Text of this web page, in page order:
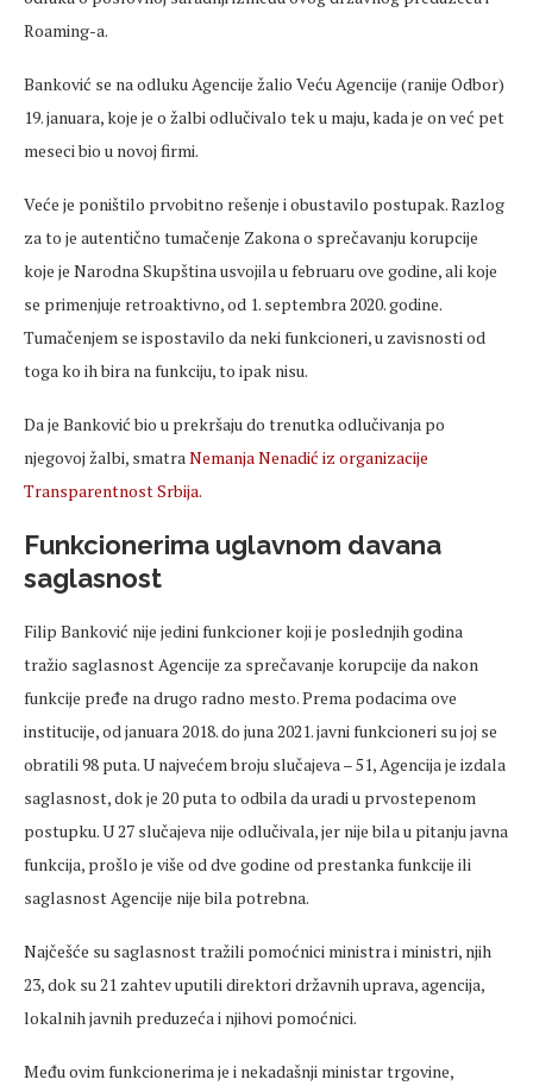
Roaming-a.
Banković se na odluku Agencije žalio Veću Agencije (ranije Odbor)
19. januara, koje je o žalbi odlučivalo tek u maju, kada je on već pet
meseci bio u novoj firmi.
Veće je poništilo prvobitno rešenje i obustavilo postupak. Razlog
za to je autentično tumačenje Zakona o sprečavanju korupcije
koje je Narodna Skupština usvojila u februaru ove godine, ali koje
se primenjuje retroaktivno, od 1. septembra 2020. godine.
Tumačenjem se ispostavilo da neki funkcioneri, u zavisnosti od
toga ko ih bira na funkciju, to ipak nisu.
Da je Banković bio u prekršaju do trenutka odlučivanja po
njegovoj žalbi, smatraNemanja Nenadić iz organizacije
Transparentnost Srbija.
Funkcionerima uglavnom davana
saglasnost
Filip Banković nije jedini funkcioner koji je poslednjih godina
tražio saglasnost Agencije za sprečavanje korupcije da nakon
funkcije pređe na drugo radno mesto. Prema podacima ove
institucije, od januara 2018. do juna 2021. javni funkcioneri su joj se
obratili 98 puta. U najvećem broju slučajeva – 51, Agencija je izdala
saglasnost, dok je 20 puta to odbila da uradi u prvostepenom
postupku. U 27 slučajeva nije odlučivala, jer nije bila u pitanju javna
funkcija, prošlo je više od dve godine od prestanka funkcije ili
saglasnost Agencije nije bila potrebna.
Najčešće su saglasnost tražili pomoćnici ministra i ministri, njih
23, dok su 21 zahtev uputili direktori državnih uprava, agencija,
lokalnih javnih preduzeća i njihovi pomoćnici.
Među ovim funkcionerima je i nekadašnji ministar trgovine,